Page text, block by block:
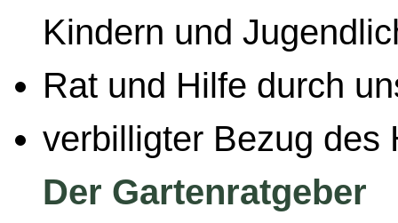
Kindern und
Rat und Hilfe durch
verbilligter Bezug des
Der Gartenratgeber